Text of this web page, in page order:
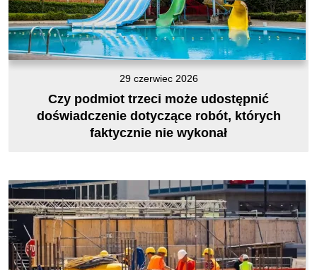
29 czerwiec 2026
Czy podmiot trzeci może udostępnić
doświadczenie dotyczące robót, których
faktycznie nie wykonał